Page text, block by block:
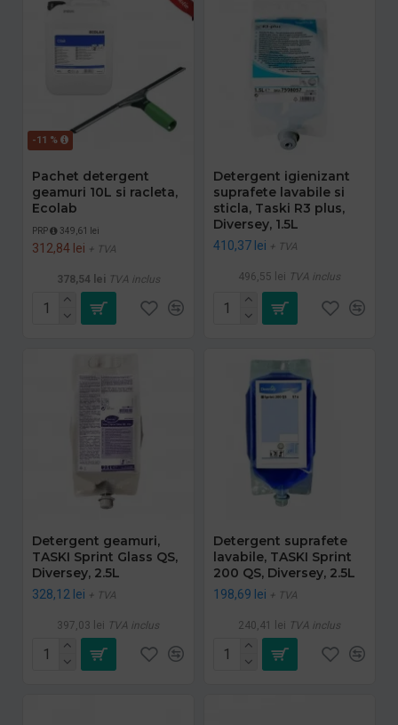
-11 %
Pachet detergent
geamuri 10L si racleta,
Ecolab
PRP 349,61 lei
312,84 lei + TVA
378,54 lei TVA inclus
Detergent igienizant
suprafete lavabile si
sticla, Taski R3 plus,
Diversey, 1.5L
410,37 lei + TVA
496,55 lei TVA inclus
Detergent geamuri,
TASKI Sprint Glass QS,
Diversey, 2.5L
328,12 lei + TVA
397,03 lei TVA inclus
Detergent suprafete
lavabile, TASKI Sprint
200 QS, Diversey, 2.5L
198,69 lei + TVA
240,41 lei TVA inclus